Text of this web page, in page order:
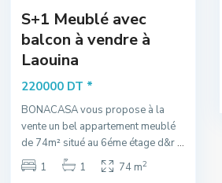
S+1 Meublé avec
balcon à vendre à
Laouina
220000 DT *
BONACASA vous propose à la
vente un bel appartement meublé
de 74m² situé au 6éme étage d&r...
1
1 74 m2